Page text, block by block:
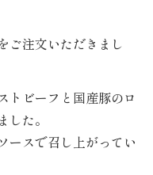
ご注文いただきまし
トビーフと国産豚のロ
た。
ースで召し上がってい